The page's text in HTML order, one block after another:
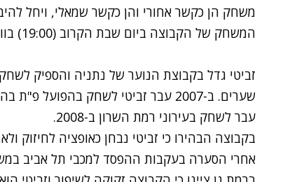
משחק הן כקשר אחורי והן כקשר שמאלי, ויחל
המשחק של הקבוצה ביום שבת הקרוב (19:00) בווינטר מול מכבי נתניה.
עבר לשחק בעירוני רמת השרון ב-2008.
בקבוצה הבהירו כי זביטי נבחן כאופציה לחיזוק
אחרי הסערה בעקבות ההפסד למכבי תל אביב